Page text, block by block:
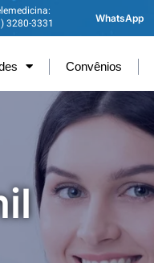
3280-3331
WhatsApp
Convênios